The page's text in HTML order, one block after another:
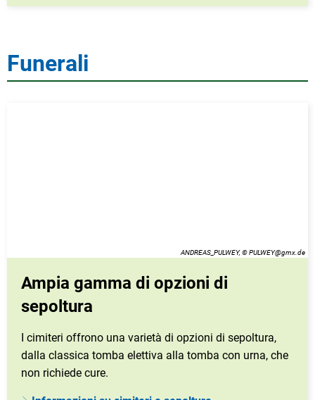
Funerali
ANDREAS_PULWEY, © PULWEY@gmx.de
Ampia gamma di opzioni di
sepoltura
I cimiteri offrono una varietà di opzioni di sepoltura,
dalla classica tomba elettiva alla tomba con urna, che
non richiede cure.